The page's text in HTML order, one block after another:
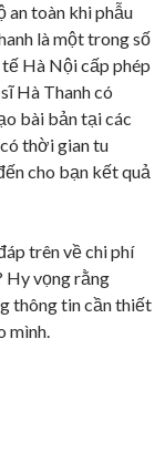
an toàn khi phẫu
là một trong số
Hà Nội cấp phép
Hà Thanh có
bài bản tại các
thời gian tu
cho bạn kết quả
trên về chi phí
Hy vọng rằng
thông tin cần thiết
mình.